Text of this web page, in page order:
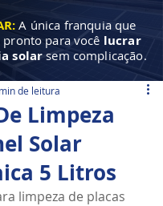
A única franquia que
para você lucrar
solar sem complicação.
Limpeza
Solar
5 Litros
de leitura
limpeza de placas